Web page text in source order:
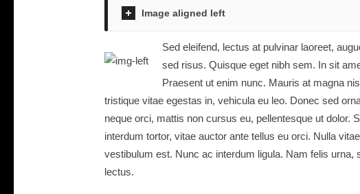
Image aligned left
Sed eleifend, lectus at pulvinar laoreet,
sed risus. Quisque eget nibh sem. In sit
Praesent ut enim nunc. Mauris at magna
tristique vitae egestas in, vehicula eu leo. Donec sed
neque orci, mattis non cursus eu, pellentesque ut dolor.
interdum tortor, vitae auctor ante tellus eu orci. Nulla
vestibulum est. Nunc ac interdum ligula. Nam felis
lectus.